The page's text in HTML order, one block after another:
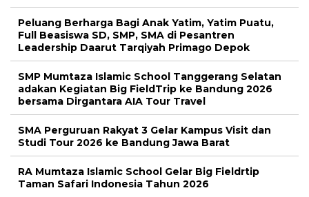
Peluang Berharga Bagi Anak Yatim, Yatim Puatu,
Full Beasiswa SD, SMP, SMA di Pesantren
Leadership Daarut Tarqiyah Primago Depok
SMP Mumtaza Islamic School Tanggerang Selatan
adakan Kegiatan Big FieldTrip ke Bandung 2026
bersama Dirgantara AIA Tour Travel
SMA Perguruan Rakyat 3 Gelar Kampus Visit dan
Studi Tour 2026 ke Bandung Jawa Barat
RA Mumtaza Islamic School Gelar Big Fieldrtip
Taman Safari Indonesia Tahun 2026